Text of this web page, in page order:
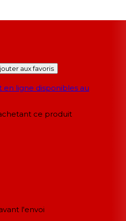
aux favoris
ligne disponibles au
ce produit
l'envoi